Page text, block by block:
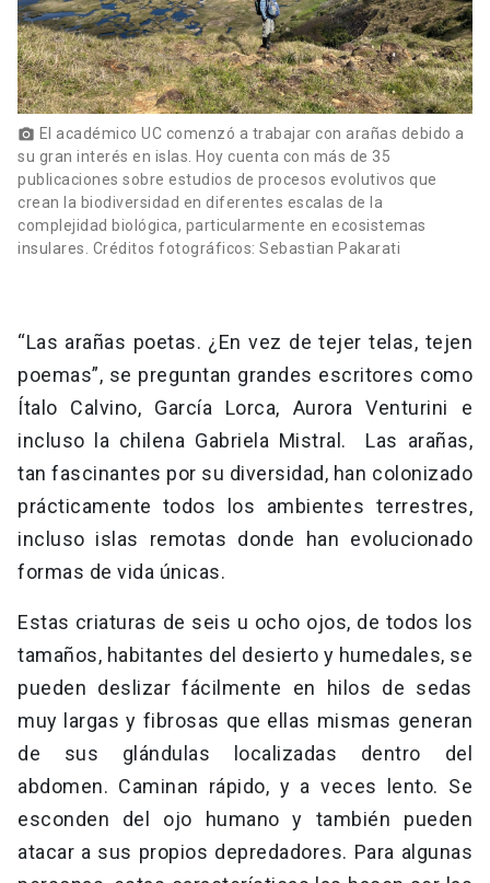
photo_camera El académico UC comenzó a trabajar con arañas debido a
su gran interés en islas. Hoy cuenta con más de 35
publicaciones sobre estudios de procesos evolutivos que
crean la biodiversidad en diferentes escalas de la
complejidad biológica, particularmente en ecosistemas
insulares. Créditos fotográficos: Sebastian Pakarati
“Las arañas poetas. ¿En vez de tejer telas, tejen
poemas”, se preguntan grandes escritores como
Ítalo Calvino, García Lorca, Aurora Venturini e
incluso la chilena Gabriela Mistral. Las arañas,
tan fascinantes por su diversidad, han colonizado
prácticamente todos los ambientes terrestres,
incluso islas remotas donde han evolucionado
formas de vida únicas.
Estas criaturas de seis u ocho ojos, de todos los
tamaños, habitantes del desierto y humedales, se
pueden deslizar fácilmente en hilos de sedas
muy largas y fibrosas que ellas mismas generan
de sus glándulas localizadas dentro del
abdomen. Caminan rápido, y a veces lento. Se
esconden del ojo humano y también pueden
atacar a sus propios depredadores. Para algunas